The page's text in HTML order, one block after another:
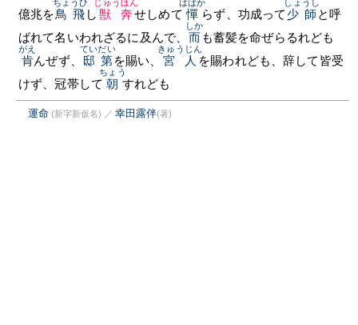
億兆を鳥飛
ちょうひ
し 獣奔
じゅうほん
せしめて 憚
はばか
らず、功成って 少師
しょうし
と呼
ばれて名いわれざるに及んで、 而
しか
も蓄髪を命ぜらるれども
肯
がえ
んぜず、 邸第
ていだい
を賜い、 宮人
きゅうじん
を賜われども、辞して皆受
けず、冠帯して 朝
ちょう
すれども
運命 (新字新仮名) ／ 幸田露伴(著)